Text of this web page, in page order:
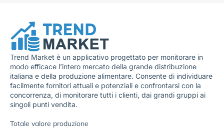
Trend Market è un applicativo progettato per monitorare in
modo efficace l’intero mercato della grande distribuzione
italiana e della produzione alimentare. Consente di individuare
facilmente fornitori attuali e potenziali e confrontarsi con la
concorrenza, di monitorare tutti i clienti, dai grandi gruppi ai
singoli punti vendita.
Totale valore produzione